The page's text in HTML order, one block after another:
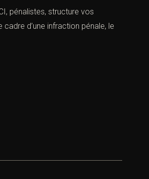
pénalistes, structure vos
d’une infraction pénale, le